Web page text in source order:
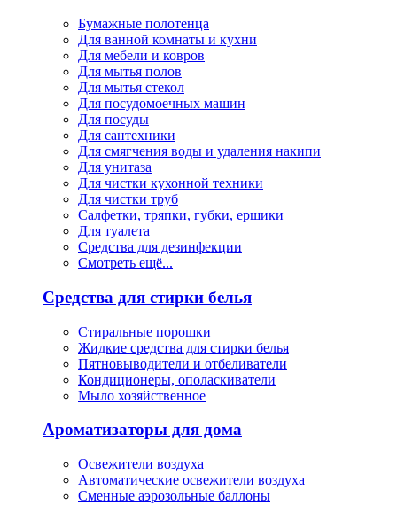
Бумажные полотенца
Для ванной комнаты и кухни
Для мебели и ковров
Для мытья полов
Для мытья стекол
Для посудомоечных машин
Для посуды
Для сантехники
Для смягчения воды и удаления накипи
Для унитаза
Для чистки кухонной техники
Для чистки труб
Салфетки, тряпки, губки, ершики
Для туалета
Средства для дезинфекции
Смотреть ещё...
Средства для стирки белья
Стиральные порошки
Жидкие средства для стирки белья
Пятновыводители и отбеливатели
Кондиционеры, ополаскиватели
Мыло хозяйственное
Ароматизаторы для дома
Освежители воздуха
Автоматические освежители воздуха
Сменные аэрозольные баллоны